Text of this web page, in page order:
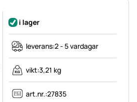
i lager
leverans:2 - 5 vardagar
vikt:3,21 kg
art.nr.:27835